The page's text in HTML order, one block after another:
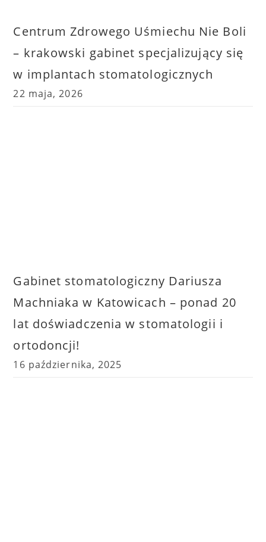
Centrum Zdrowego Uśmiechu Nie Boli
– krakowski gabinet specjalizujący się
w implantach stomatologicznych
22 maja, 2026
Gabinet stomatologiczny Dariusza
Machniaka w Katowicach – ponad 20
lat doświadczenia w stomatologii i
ortodoncji!
16 października, 2025